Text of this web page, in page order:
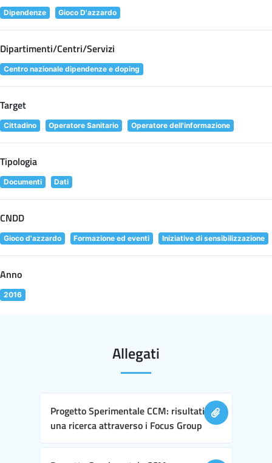
Dipendenze Gioco D'azzardo
Dipartimenti/Centri/Servizi
Centro nazionale dipendenze e doping
Target
Cittadino Operatore Sanitario Operatore dell'informazione
Tipologia
Documenti Dati
CNDD
Gioco d'azzardo Formazione ed eventi Iniziative di sensibilizzazione
Anno
2016
Allegati
Progetto Sperimentale CCM: risultati di
una ricerca attraverso i Focus Group